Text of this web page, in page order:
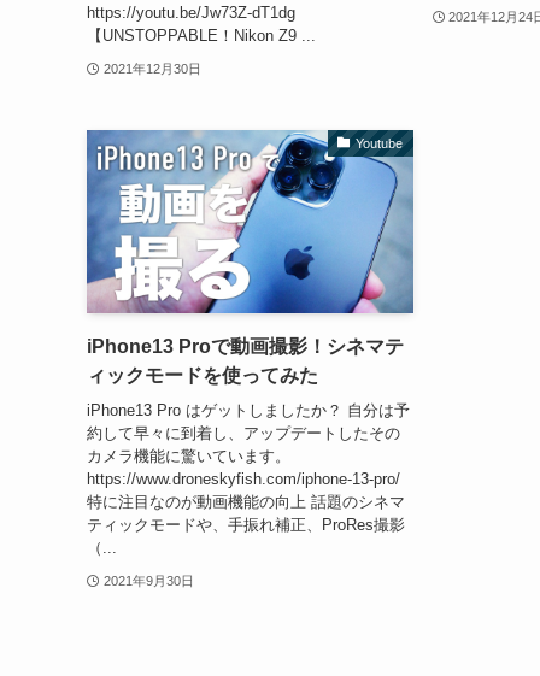
https://youtu.be/Jw73Z-dT1dg
【UNSTOPPABLE！Nikon Z9 ...
2021年12月30日
2021年12月24
Youtube
iPhone13 Proで動画撮影！シネマテ
ィックモードを使ってみた
iPhone13 Pro はゲットしましたか？ 自分は予
約して早々に到着し、アップデートしたその
カメラ機能に驚いています。
https://www.droneskyfish.com/iphone-13-pro/
特に注目なのが動画機能の向上 話題のシネマ
ティックモードや、手振れ補正、ProRes撮影
（...
2021年9月30日